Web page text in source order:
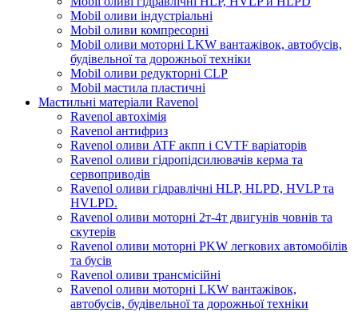
Mobil оливи індустріальні
Mobil оливи компресорні
Mobil оливи моторні LKW вантажівок, автобусів,
будівельної та дорожньої техніки
Mobil оливи редукторні CLP
Mobil мастила пластичні
Мастильні матеріали Ravenol
Ravenol автохімія
Ravenol антифриз
Ravenol оливи ATF акпп і CVTF варіаторів
Ravenol оливи гідропідсилювачів керма та
сервоприводів
Ravenol оливи гідравлічні HLP, HLPD, HVLP та
HVLPD.
Ravenol оливи моторні 2т-4т двигунів човнів та
скутерів
Ravenol оливи моторні PKW легкових автомобілів
та бусів
Ravenol оливи трансмісійні
Ravenol оливи моторні LKW вантажівок,
автобусів, будівельної та дорожньої техніки